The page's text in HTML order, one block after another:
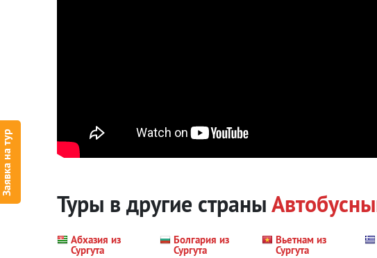
Заявка на тур
Туры в другие страны
Абхазия из
Сургута
Болгария из
Сургута
Вьетнам из
Сургута